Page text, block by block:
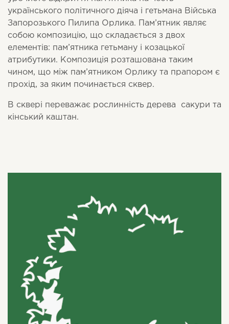
українського політичного діяча і гетьмана Війська
Запорозького Пилипа Орлика. Пам’ятник являє
собою композицію, що складається з двох
елементів: пам’ятника гетьману і козацької
атрибутики. Композиція розташована таким
чином, що між пам’ятником Орлику та прапором є
прохід, за яким починається сквер.
В сквері переважає рослинність дерева сакури та
кінський каштан.